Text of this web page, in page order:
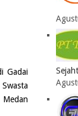
Gadai
Medan